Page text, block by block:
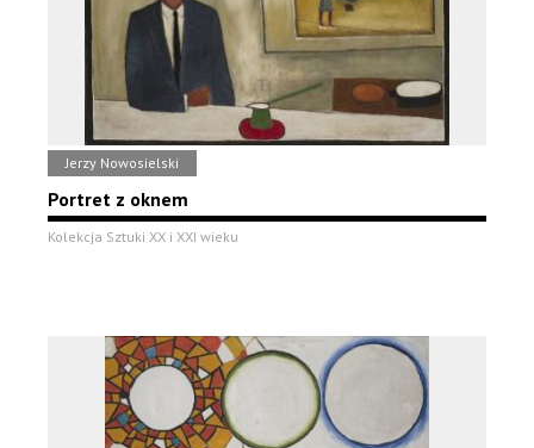
Jerzy Nowosielski
Portret z oknem
Kolekcja Sztuki XX i XXI wieku